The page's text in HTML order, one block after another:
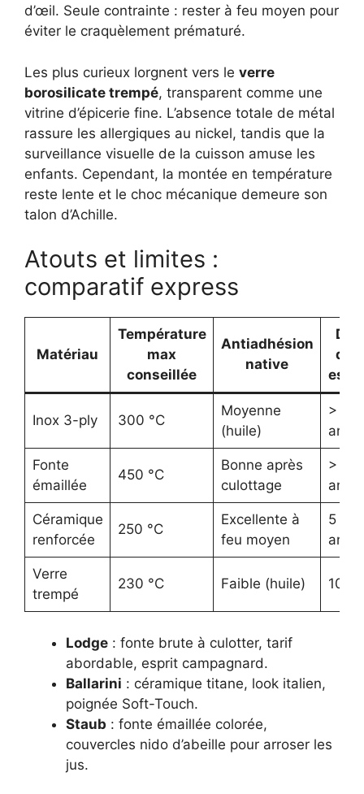
d’œil. Seule contrainte : rester à feu moyen pour
éviter le craquèlement prématuré.
Les plus curieux lorgnent vers le verre
borosilicate trempé, transparent comme une
vitrine d’épicerie fine. L’absence totale de métal
rassure les allergiques au nickel, tandis que la
surveillance visuelle de la cuisson amuse les
enfants. Cependant, la montée en température
reste lente et le choc mécanique demeure son
talon d’Achille.
Atouts et limites :
comparatif express
Matériau
Température
max
conseillée
Antiadhésion
native
de
Inox 3-ply 300 °C
Moyenne
(huile)
> 25
ans
Fonte
émaillée
450 °C
Bonne après
culottage
> 50
ans
Céramique
renforcée
250 °C
Excellente à
feu moyen
5 – 7
ans
Verre
trempé
230 °C Faible (huile) 10
Lodge : fonte brute à culotter, tarif
abordable, esprit campagnard.
Ballarini : céramique titane, look italien,
poignée Soft-Touch.
Staub : fonte émaillée colorée,
couvercles nido d’abeille pour arroser les
jus.